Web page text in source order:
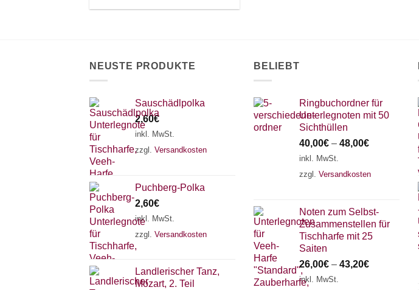
Produktseite
NEUSTE PRODUKTE
Sauschädlpolka
2,60€
inkl. MwSt.
zzgl. Versandkosten
Puchberg-Polka
2,60€
inkl. MwSt.
zzgl. Versandkosten
Landlerischer Tanz,
Mozart, 2. Teil
BELIEBT
Ringbuchordner für
Unterlegnoten mit 50
Sichthüllen
40,00€ – 48,00€
inkl. MwSt.
zzgl. Versandkosten
Noten zum Selbst-
Zusammenstellen für
Tischharfe mit 25
Saiten
26,00€ – 43,20€
inkl. MwSt.